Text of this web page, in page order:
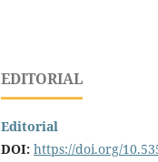
EDITORIAL
Editorial
DOI: https://doi.org/